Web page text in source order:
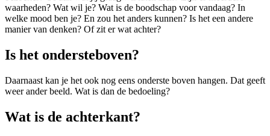
waarheden? Wat wil je? Wat is de boodschap voor vandaag? In
welke mood ben je? En zou het anders kunnen? Is het een andere
manier van denken? Of zit er wat achter?
Is het ondersteboven?
Daarnaast kan je het ook nog eens onderste boven hangen. Dat geeft
weer ander beeld. Wat is dan de bedoeling?
Wat is de achterkant?